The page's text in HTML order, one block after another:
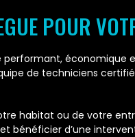
POUR
économique
de techniciens
habitat ou de votre
bénéficier d’une